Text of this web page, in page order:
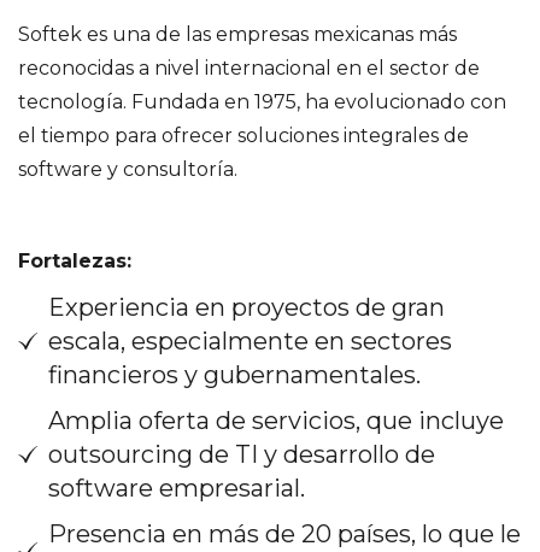
Softek es una de las empresas mexicanas más
reconocidas a nivel internacional en el sector de
tecnología. Fundada en 1975, ha evolucionado con
el tiempo para ofrecer soluciones integrales de
software y consultoría.
Fortalezas:
Experiencia en proyectos de gran
escala, especialmente en sectores
financieros y gubernamentales.
Amplia oferta de servicios, que incluye
outsourcing de TI y desarrollo de
software empresarial.
Presencia en más de 20 países, lo que le